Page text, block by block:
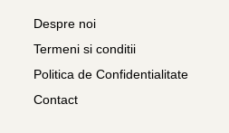
Despre noi
Termeni si conditii
Politica de Confidentialitate
Contact